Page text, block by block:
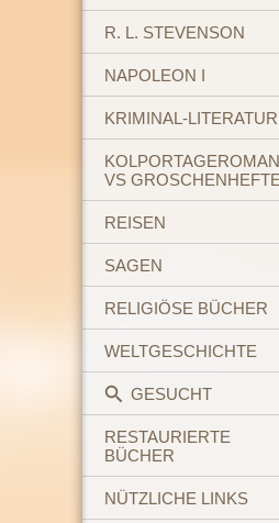
R. L. STEVENSON
NAPOLEON I
KRIMINAL-LITERATUR
VS GROSCHENHEFTE
REISEN
SAGEN
RELIGIÖSE BÜCHER
WELTGESCHICHTE
GESUCHT
RESTAURIERTE
BÜCHER
NÜTZLICHE LINKS